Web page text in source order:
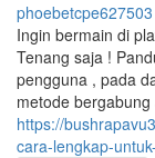
phoebetcpe627503
Ingin bermain di
Tenang saja !
pengguna , pada
metode bergabung
https://
cara-lengkap-